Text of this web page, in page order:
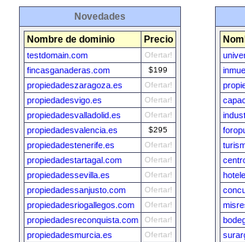
Novedades
Nombre de dominio Precio
testdomain.com Ofertar!
fincasganaderas.com $199
propiedadeszaragoza.es Ofertar!
propiedadesvigo.es Ofertar!
propiedadesvalladolid.es Ofertar!
propiedadesvalencia.es $295
propiedadestenerife.es Ofertar!
propiedadestartagal.com Ofertar!
propiedadessevilla.es Ofertar!
propiedadessanjusto.com Ofertar!
propiedadesriogallegos.com Ofertar!
propiedadesreconquista.com Ofertar!
propiedadesmurcia.es Ofertar!